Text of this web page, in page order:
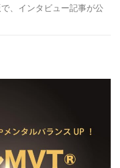
、インタビュー記事が公